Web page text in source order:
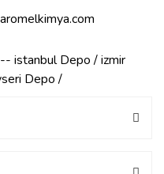
Depo / izmir
Depo /